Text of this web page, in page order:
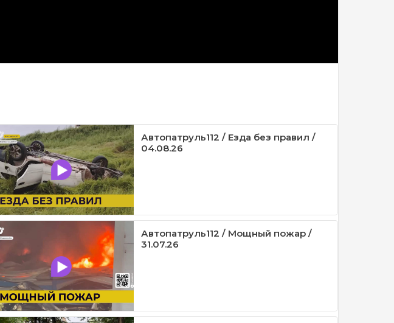
Автопатруль112 / Езда без правил /
04.08.26
Автопатруль112 / Мощный пожар /
31.07.26